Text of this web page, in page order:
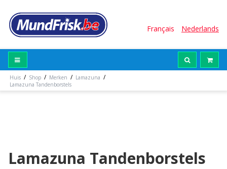
Français Nederlands
Huis / Shop / Merken / Lamazuna /
Lamazuna Tandenborstels
Lamazuna Tandenborstels